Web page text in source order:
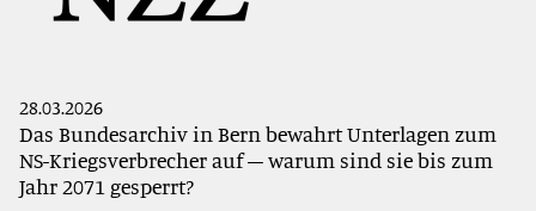
28.03.2026
Das Bundesarchiv in Bern bewahrt Unterlagen zum
NS-Kriegsverbrecher auf – warum sind sie bis zum
Jahr 2071 gesperrt?